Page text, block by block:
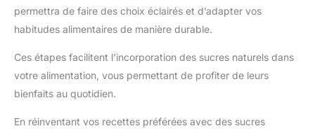
permettra de faire des choix éclairés et d’adapter vos
habitudes alimentaires de manière durable.
Ces étapes facilitent l’incorporation des sucres naturels dans
votre alimentation, vous permettant de profiter de leurs
bienfaits au quotidien.
En réinventant vos recettes préférées avec des sucres